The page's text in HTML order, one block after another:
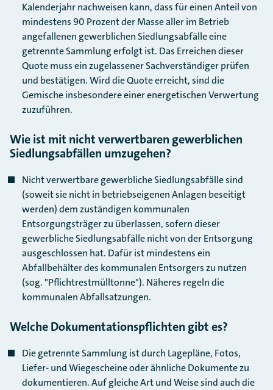
Kalenderjahr nachweisen kann, dass für einen Anteil von
mindestens 90 Prozent der Masse aller im Betrieb
angefallenen gewerblichen Siedlungsabfälle eine
getrennte Sammlung erfolgt ist. Das Erreichen dieser
Quote muss ein zugelassener Sachverständiger prüfen
und bestätigen. Wird die Quote erreicht, sind die
Gemische insbesondere einer energetischen Verwertung
zuzuführen.
Wie ist mit nicht verwertbaren gewerblichen
Siedlungsabfällen umzugehen?
Nicht verwertbare gewerbliche Siedlungsabfälle sind
(soweit sie nicht in betriebseigenen Anlagen beseitigt
werden) dem zuständigen kommunalen
Entsorgungsträger zu überlassen, sofern dieser
gewerbliche Siedlungsabfälle nicht von der Entsorgung
ausgeschlossen hat. Dafür ist mindestens ein
Abfallbehälter des kommunalen Entsorgers zu nutzen
(sog. "Pflichtrestmülltonne"). Näheres regeln die
kommunalen Abfallsatzungen.
Welche Dokumentationspflichten gibt es?
Die getrennte Sammlung ist durch Lagepläne, Fotos,
Liefer- und Wiegescheine oder ähnliche Dokumente zu
dokumentieren. Auf gleiche Art und Weise sind auch die